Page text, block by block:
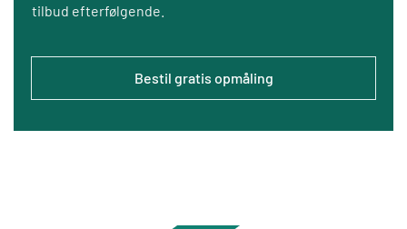
tilbud efterfølgende.
Bestil gratis opmåling